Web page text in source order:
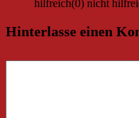
hilfreich(0) nicht
Hinterlasse einen